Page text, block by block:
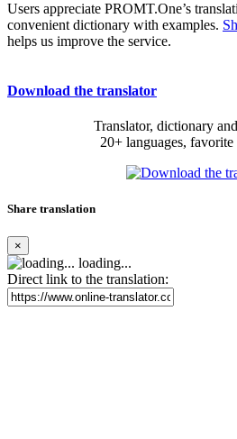
Users appreciate PROMT.One’s
convenient dictionary with examples.
helps us improve the service.
Download the translator
Translator, dictionary
20+ languages, favorite
Share translation
×
loading...
Direct link to the translation: